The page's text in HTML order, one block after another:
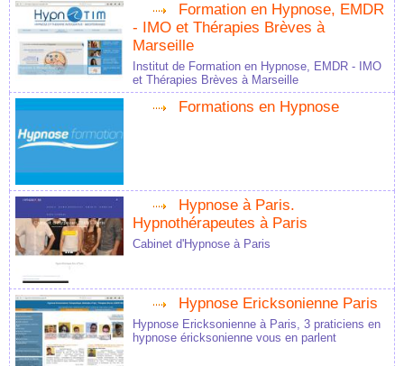
Formation en Hypnose, EMDR
- IMO et Thérapies Brèves à
Marseille
Institut de Formation en Hypnose, EMDR - IMO
et Thérapies Brèves à Marseille
Formations en Hypnose
Hypnose à Paris.
Hypnothérapeutes à Paris
Cabinet d'Hypnose à Paris
Hypnose Ericksonienne Paris
Hypnose Ericksonienne à Paris, 3 praticiens en
hypnose éricksonienne vous en parlent